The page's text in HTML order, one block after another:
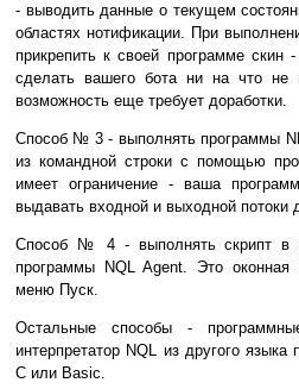
- выводить данные о текущем
областях нотификации. При
прикрепить к своей программе скин
сделать вашего бота ни на что
возможность еще требует доработки.
Способ № 3 - выполнять программы
из командной строки с помощью
имеет ограничение - ваша
выдавать входной и выходной потоки
Способ № 4 - выполнять скрипт в
программы NQL Agent. Это оконная
меню Пуск.
Остальные способы -
интерпретатор NQL из другого языка
C или Basic.